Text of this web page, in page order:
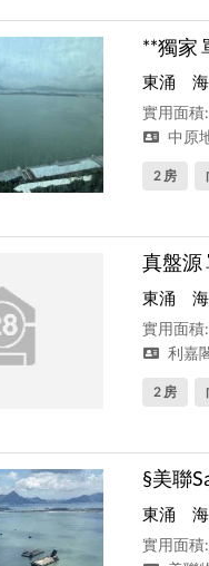
**獨家
東涌
實用面積
中原
2 房
真盤源
東涌
實用面積
利嘉
2 房
§美聯
東涌
實用面積